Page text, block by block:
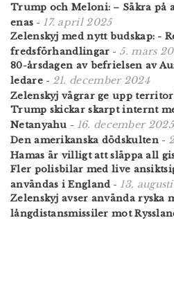
Trump och Meloni: – Säkra på
enas - 17. april 2025
Zelenskyj med nytt budskap: -
fredsförhandlingar -5. mars
80-årsdagen av befrielsen av
ledare- 21. december 2024
Zelenskyj vägrar ge upp
Trump skickar skarpt internt
Netanyahu - 16. december 2025
Den amerikanska dödskulten-
Hamas är villigt att släppa all
Fler polisbilar med live
användas i England - 13.
Zelenskyj avser använda ryska
långdistansmissiler mot